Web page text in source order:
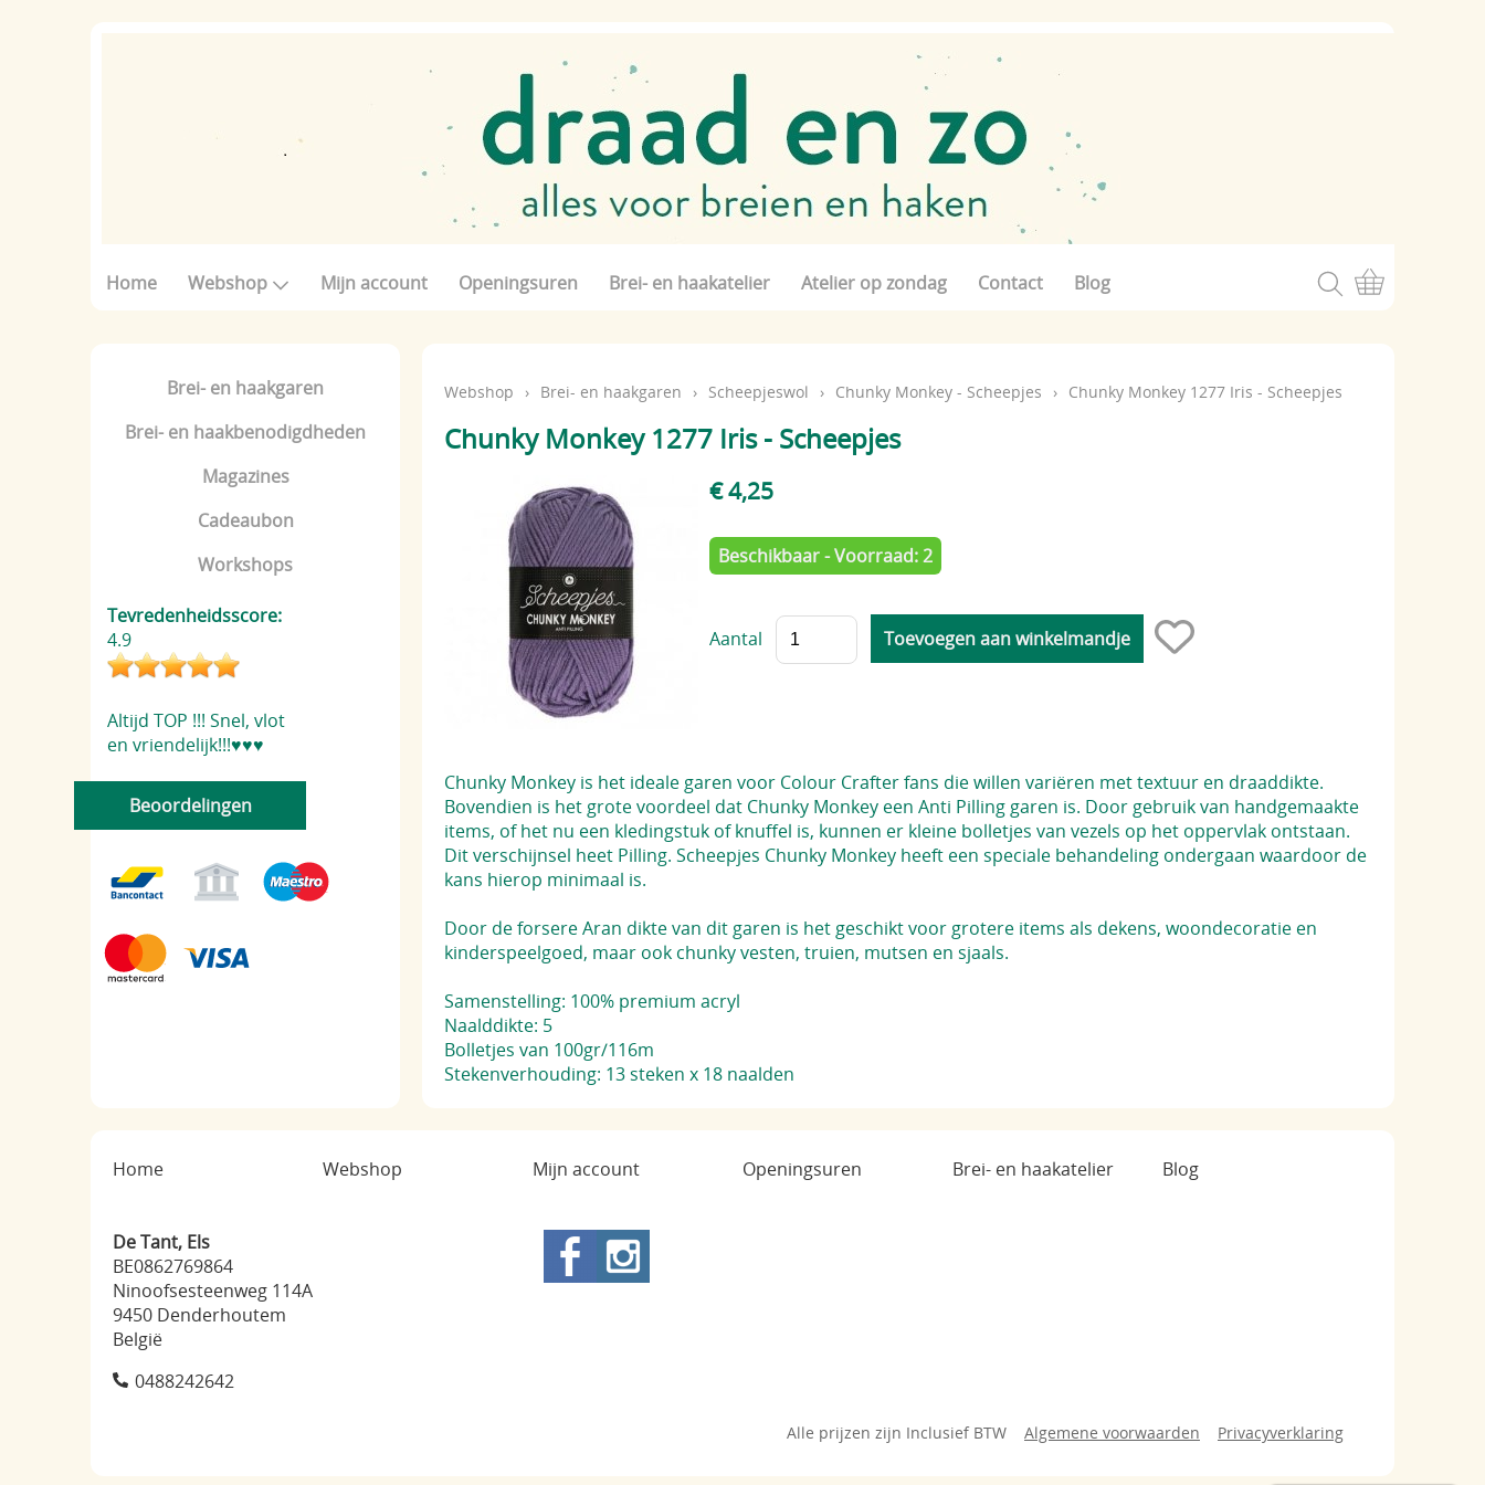
Home Webshop Mijn account Openingsuren Brei- en haakatelier Atelier op zondag Contact Blog
Brei- en haakgaren
Brei- en haakbenodigdheden
Magazines
Cadeaubon
Workshops
Tevredenheidsscore:
4.9
Altijd TOP !!! Snel, vlot
en vriendelijk!!!♥️♥️♥️
Beoordelingen
Webshop › Brei- en haakgaren › Scheepjeswol › Chunky Monkey - Scheepjes › Chunky Monkey 1277 Iris - Scheepjes
Chunky Monkey 1277 Iris - Scheepjes
€ 4,25
Beschikbaar - Voorraad: 2
Aantal
Chunky Monkey is het ideale garen voor Colour Crafter fans die willen variëren met textuur en draaddikte.
Bovendien is het grote voordeel dat Chunky Monkey een Anti Pilling garen is. Door gebruik van handgemaakte
items, of het nu een kledingstuk of knuffel is, kunnen er kleine bolletjes van vezels op het oppervlak ontstaan.
Dit verschijnsel heet Pilling. Scheepjes Chunky Monkey heeft een speciale behandeling ondergaan waardoor de
kans hierop minimaal is.
Door de forsere Aran dikte van dit garen is het geschikt voor grotere items als dekens, woondecoratie en
kinderspeelgoed, maar ook chunky vesten, truien, mutsen en sjaals.
Samenstelling: 100% premium acryl
Naalddikte: 5
Bolletjes van 100gr/116m
Stekenverhouding: 13 steken x 18 naalden
Home Webshop Mijn account Openingsuren Brei- en haakatelier Blog
De Tant, Els
BE0862769864
Ninoofsesteenweg 114A
9450 Denderhoutem
België
0488242642
Alle prijzen zijn Inclusief BTW Algemene voorwaarden Privacyverklaring